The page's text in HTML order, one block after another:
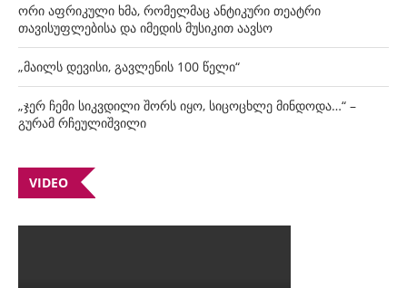
ორი აფრიკული ხმა, რომელმაც ანტიკური თეატრი
თავისუფლებისა და იმედის მუსიკით აავსო
„მაილს დევისი, გავლენის 100 წელი“
„ჯერ ჩემი სიკვდილი შორს იყო, სიცოცხლე მინდოდა…“ –
გურამ რჩეულიშვილი
VIDEO